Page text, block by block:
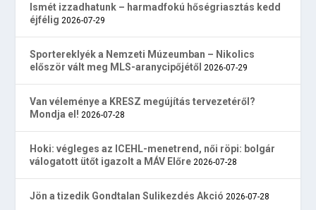
Ismét izzadhatunk – harmadfokú hőségriasztás kedd
éjfélig 2026-07-29
Sportereklyék a Nemzeti Múzeumban – Nikolics
először vált meg MLS-aranycipőjétől 2026-07-29
Van véleménye a KRESZ megújítás tervezetéről?
Mondja el! 2026-07-28
Hoki: végleges az ICEHL-menetrend, női röpi: bolgár
válogatott ütőt igazolt a MÁV Előre 2026-07-28
Jön a tizedik Gondtalan Sulikezdés Akció 2026-07-28